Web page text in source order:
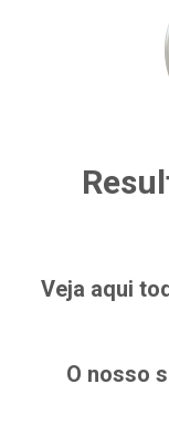
Veja aqui
O nosso